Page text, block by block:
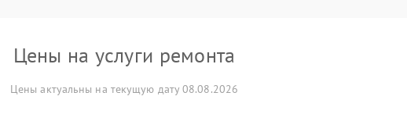
Цены на услуги ремонта
Цены актуальны на текущую дату 08.08.2026